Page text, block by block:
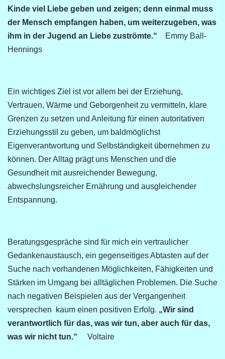
Kinde viel Liebe geben und zeigen; denn einmal muss
der Mensch empfangen haben, um weiterzugeben, was
ihm in der Jugend an Liebe zuströmte.“ Emmy Ball-
Hennings
Ein wichtiges Ziel ist vor allem bei der Erziehung,
Vertrauen, Wärme und Geborgenheit zu vermitteln, klare
Grenzen zu setzen und Anleitung für einen autoritativen
Erziehungsstil zu geben, um baldmöglichst
Eigenverantwortung und Selbständigkeit übernehmen zu
können. Der Alltag prägt uns Menschen und die
Gesundheit mit ausreichender Bewegung,
abwechslungsreicher Ernährung und ausgleichender
Entspannung.
Beratungsgespräche sind für mich ein vertraulicher
Gedankenaustausch, ein gegenseitiges Abtasten auf der
Suche nach vorhandenen Möglichkeiten, Fähigkeiten und
Stärken im Umgang bei alltäglichen Problemen. Die Suche
nach negativen Beispielen aus der Vergangenheit
versprechen kaum einen positiven Erfolg. „Wir sind
verantwortlich für das, was wir tun, aber auch für das,
was wir nicht tun.“ Voltaire